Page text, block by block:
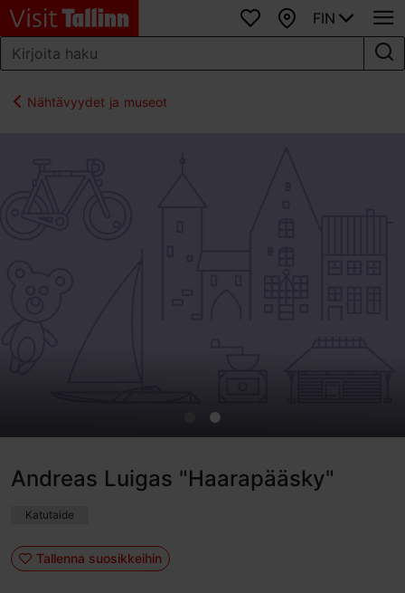
SuosikitKartta
FIN
Nähtävyydet ja museot
Andreas Luigas "Haarapääsky"
Katutaide
Tallenna suosikkeihin